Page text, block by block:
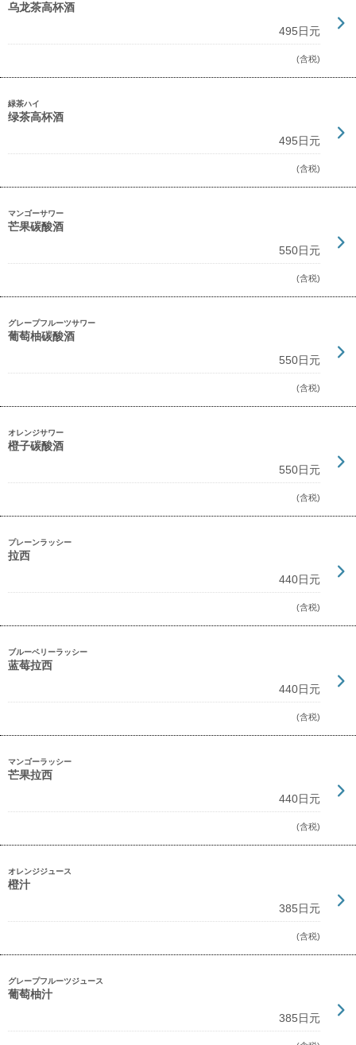
乌龙茶高杯酒
495日元
(含税)
緑茶ハイ
绿茶高杯酒
495日元
(含税)
マンゴーサワー
芒果碳酸酒
550日元
(含税)
グレープフルーツサワー
葡萄柚碳酸酒
550日元
(含税)
オレンジサワー
橙子碳酸酒
550日元
(含税)
プレーンラッシー
拉西
440日元
(含税)
ブルーベリーラッシー
蓝莓拉西
440日元
(含税)
マンゴーラッシー
芒果拉西
440日元
(含税)
オレンジジュース
橙汁
385日元
(含税)
グレープフルーツジュース
葡萄柚汁
385日元